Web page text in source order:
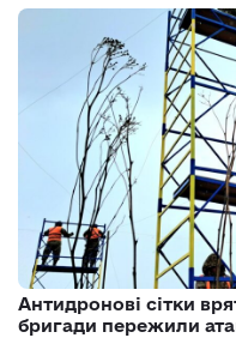
Антидронові сітки
бригади пережили